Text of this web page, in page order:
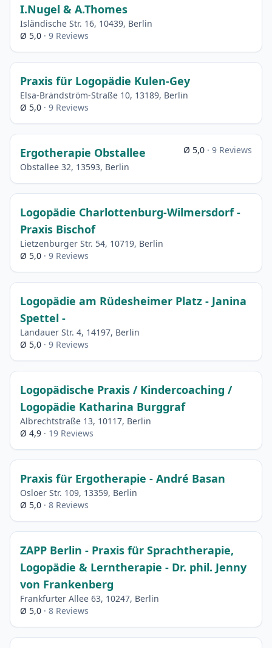
I.Nugel & A.Thomes
Isländische Str. 16, 10439, Berlin
Ø 5,0 · 9 Reviews
Praxis für Logopädie Kulen-Gey
Elsa-Brändström-Straße 10, 13189, Berlin
Ø 5,0 · 9 Reviews
Ergotherapie Obstallee
Obstallee 32, 13593, Berlin
Ø 5,0 · 9 Reviews
Logopädie Charlottenburg-Wilmersdorf -
Praxis Bischof
Lietzenburger Str. 54, 10719, Berlin
Ø 5,0 · 9 Reviews
Logopädie am Rüdesheimer Platz - Janina
Spettel -
Landauer Str. 4, 14197, Berlin
Ø 5,0 · 9 Reviews
Logopädische Praxis / Kindercoaching /
Logopädie Katharina Burggraf
Albrechtstraße 13, 10117, Berlin
Ø 4,9 · 19 Reviews
Praxis für Ergotherapie - André Basan
Osloer Str. 109, 13359, Berlin
Ø 5,0 · 8 Reviews
ZAPP Berlin - Praxis für Sprachtherapie,
Logopädie & Lerntherapie - Dr. phil. Jenny
von Frankenberg
Frankfurter Allee 63, 10247, Berlin
Ø 5,0 · 8 Reviews